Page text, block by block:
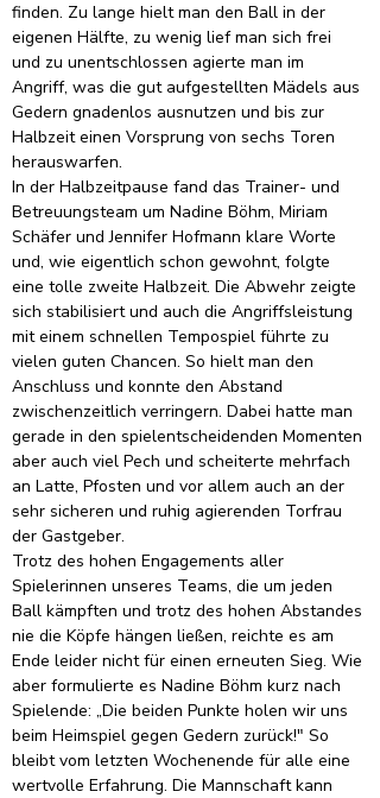
finden. Zu lange hielt man den Ball in der
eigenen Hälfte, zu wenig lief man sich frei
und zu unentschlossen agierte man im
Angriff, was die gut aufgestellten Mädels aus
Gedern gnadenlos ausnutzen und bis zur
Halbzeit einen Vorsprung von sechs Toren
herauswarfen.
In der Halbzeitpause fand das Trainer- und
Betreuungsteam um Nadine Böhm, Miriam
Schäfer und Jennifer Hofmann klare Worte
und, wie eigentlich schon gewohnt, folgte
eine tolle zweite Halbzeit. Die Abwehr zeigte
sich stabilisiert und auch die Angriffsleistung
mit einem schnellen Tempospiel führte zu
vielen guten Chancen. So hielt man den
Anschluss und konnte den Abstand
zwischenzeitlich verringern. Dabei hatte man
gerade in den spielentscheidenden Momenten
aber auch viel Pech und scheiterte mehrfach
an Latte, Pfosten und vor allem auch an der
sehr sicheren und ruhig agierenden Torfrau
der Gastgeber.
Trotz des hohen Engagements aller
Spielerinnen unseres Teams, die um jeden
Ball kämpften und trotz des hohen Abstandes
nie die Köpfe hängen ließen, reichte es am
Ende leider nicht für einen erneuten Sieg. Wie
aber formulierte es Nadine Böhm kurz nach
Spielende: „Die beiden Punkte holen wir uns
beim Heimspiel gegen Gedern zurück!" So
bleibt vom letzten Wochenende für alle eine
wertvolle Erfahrung. Die Mannschaft kann